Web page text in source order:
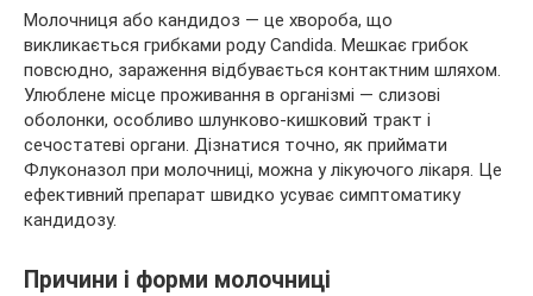
Молочниця або кандидоз — це хвороба, що
викликається грибками роду Candida. Мешкає грибок
повсюдно, зараження відбувається контактним шляхом.
Улюблене місце проживання в організмі — слизові
оболонки, особливо шлунково-кишковий тракт і
сечостатеві органи. Дізнатися точно, як приймати
Флуконазол при молочниці, можна у лікуючого лікаря. Це
ефективний препарат швидко усуває симптоматику
кандидозу.
Причини і форми молочниці